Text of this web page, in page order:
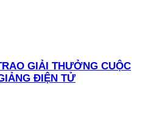
GIẢI THƯỞNG CUỘC
ĐIỆN TỬ